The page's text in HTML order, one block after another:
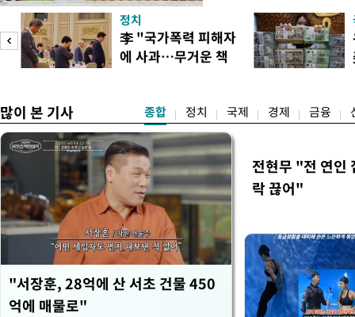
거지면서 그야말로 쑥대
심판 성 접대 파문까지 파
돌이킬 수 없는 지경까지
홍명보 전 감독을 국가대
정치
李 "국가폭력 피해자
에 사과…무거운 책
많이 본 기사 종합 정치 국제 경제 금융
"서장훈, 28억에 산 서초 건물 450
억에 매물로"
전현무 "전 연인
락 끊어"